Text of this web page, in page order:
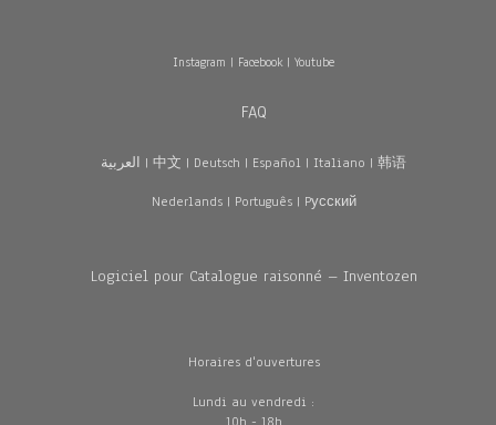
Instagram | Facebook| Youtube
FAQ
العربية | 中文 | Deutsch | Español | Italiano | 韩语
Nederlands| Português| Pусский
Logiciel pour Catalogue raisonné – Inventozen
Horaires d'ouvertures
Lundi au vendredi :